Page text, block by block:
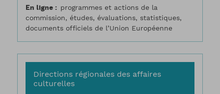
En ligne
programmes et actions de la
commission, études, évaluations, statistiques,
documents officiels de l’Union Européenne
Directions régionales des affaires
culturelles